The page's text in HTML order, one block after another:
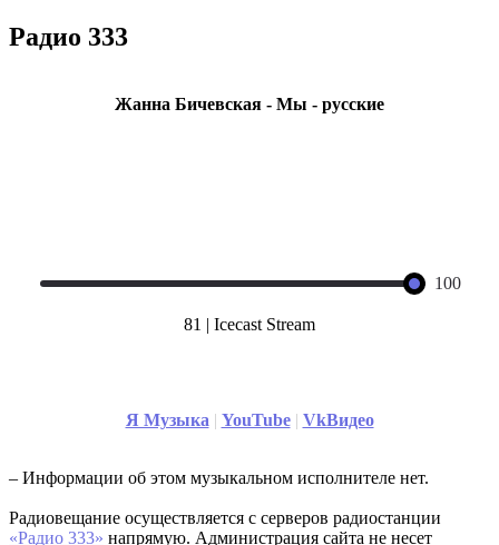
Радио 333
Жанна Бичевская - Мы - русские
100
81 | Icecast Stream
Я Музыка | YouTube| VkВидео
– Информации об этом музыкальном исполнителе нет.
Радиовещание осуществляется с серверов радиостанции
«Радио 333» напрямую. Администрация сайта не несет